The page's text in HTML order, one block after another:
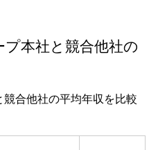
本社と競合他社の
合他社の平均年収を比較